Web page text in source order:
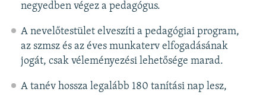
negyedben végez a pedagógus.
A nevelőtestület elveszíti a pedagógiai program,
az szmsz és az éves munkaterv elfogadásának
jogát, csak véleményezési lehetősége marad.
A tanév hossza legalább 180 tanítási nap lesz,